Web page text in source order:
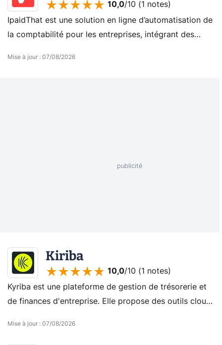
10,0/10 (1 notes)
IpaidThat est une solution en ligne d’automatisation de
la comptabilité pour les entreprises, intégrant des
Mise à jour : 07/08/2026
Kiriba
10,0/10 (1 notes)
Kyriba est une plateforme de gestion de trésorerie et
de finances d'entreprise. Elle propose des outils cloud
Mise à jour : 07/08/2026